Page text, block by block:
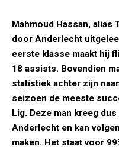
Mahmoud Hassan,
door Anderlecht
eerste klasse maakt hij
18 assists. Bovendien
statistiek achter zijn
seizoen de meeste
Lig. Deze man kreeg
Anderlecht en kan
maken. Het staat voor